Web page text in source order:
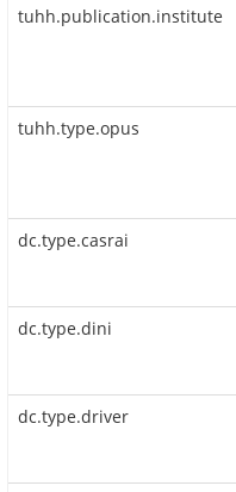
tuhh.publication.institute
tuhh.type.opus
dc.type.casrai
dc.type.dini
dc.type.driver